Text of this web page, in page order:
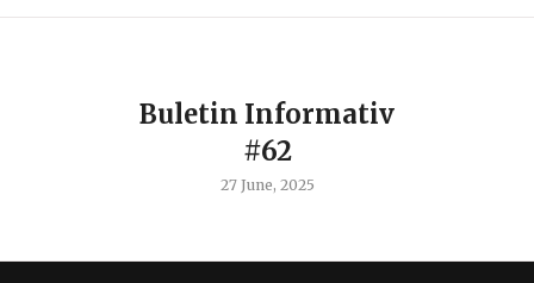
Buletin Informativ
#62
27 June, 2025